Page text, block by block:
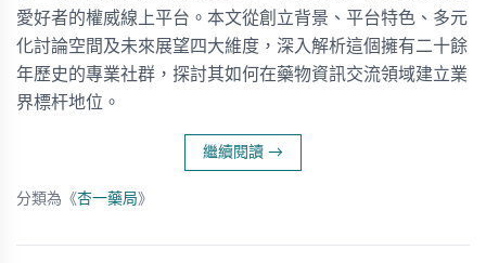
愛好者的權威線上平台。本文從創立背景、平台特色、多元
化討論空間及未來展望四大維度，深入解析這個擁有二十餘
年歷史的專業社群，探討其如何在藥物資訊交流領域建立業
界標杆地位。
繼續閱讀 →
分類為《杏一藥局》